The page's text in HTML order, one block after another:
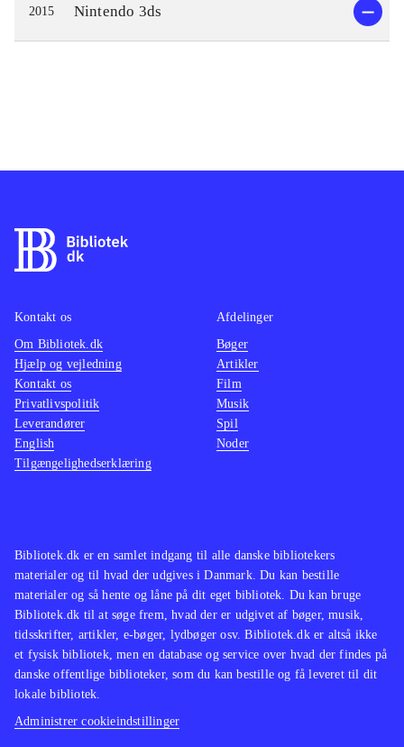
2015 Nintendo 3ds
Bibliotek.dk er en samlet indgang til alle danske bibliotekers
materialer og til hvad der udgives i Danmark. Du kan bestille
materialer og så hente og låne på dit eget bibliotek. Du kan bruge
Bibliotek.dk til at søge frem, hvad der er udgivet af bøger, musik,
tidsskrifter, artikler, e-bøger, lydbøger osv. Bibliotek.dk er altså ikke
et fysisk bibliotek, men en database og service over hvad der findes på
danske offentlige biblioteker, som du kan bestille og få leveret til dit
lokale bibliotek.
Administrer cookieindstillinger
Kontakt os
Om Bibliotek.dk
Hjælp og vejledning
Kontakt os
Privatlivspolitik
Leverandører
English
Tilgængelighedserklæring
Afdelinger
Bøger
Artikler
Film
Musik
Spil
Noder